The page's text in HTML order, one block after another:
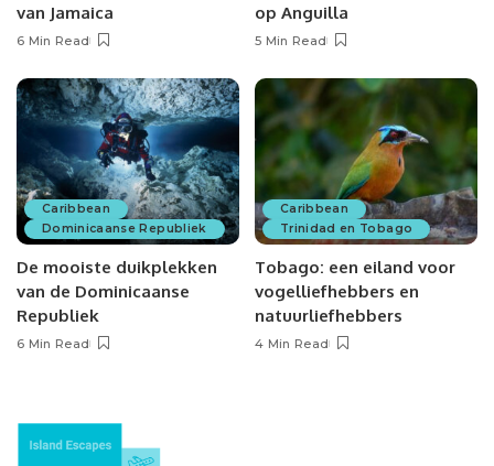
van Jamaica
6 Min Read
op Anguilla
5 Min Read
Caribbean
Dominicaanse Republiek
De mooiste duikplekken
van de Dominicaanse
Republiek
6 Min Read
Caribbean
Trinidad en Tobago
Tobago: een eiland voor
vogelliefhebbers en
natuurliefhebbers
4 Min Read